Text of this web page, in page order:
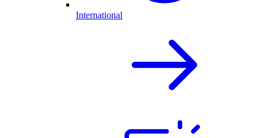
International